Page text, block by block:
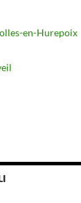
en-Hurepoix